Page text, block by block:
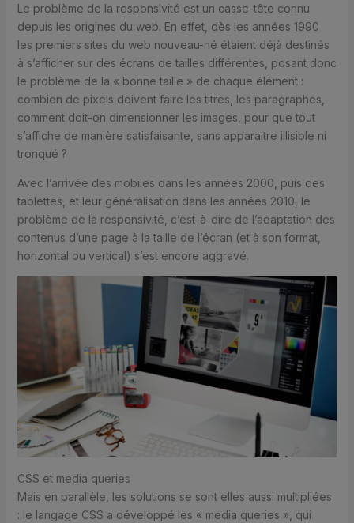
Le problème de la responsivité est un casse-tête connu
depuis les origines du web. En effet, dès les années 1990
les premiers sites du web nouveau-né étaient déjà destinés
à s’afficher sur des écrans de tailles différentes, posant donc
le problème de la « bonne taille » de chaque élément :
combien de pixels doivent faire les titres, les paragraphes,
comment doit-on dimensionner les images, pour que tout
s’affiche de manière satisfaisante, sans apparaitre illisible ni
tronqué ?
Avec l’arrivée des mobiles dans les années 2000, puis des
tablettes, et leur généralisation dans les années 2010, le
problème de la responsivité, c’est-à-dire de l’adaptation des
contenus d’une page à la taille de l’écran (et à son format,
horizontal ou vertical) s’est encore aggravé.
CSS et media queries
Mais en parallèle, les solutions se sont elles aussi multipliées
: le langage CSS a développé les « media queries », qui